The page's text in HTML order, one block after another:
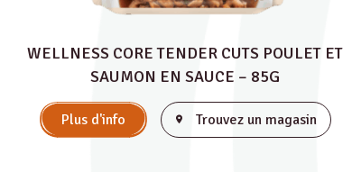
WELLNESS CORE TENDER CUTS POULET ET
SAUMON EN SAUCE – 85G
Plus d'info Trouvez un magasin